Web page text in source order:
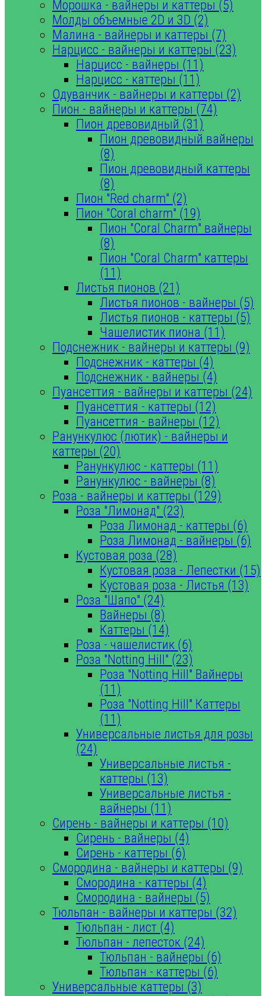
Морошка - вайнеры и каттеры (5)
Молды объемные 2D и 3D (2)
Малина - вайнеры и каттеры (7)
Нарцисс - вайнеры и каттеры (23)
Нарцисс - вайнеры (11)
Нарцисс - каттеры (11)
Одуванчик - вайнеры и каттеры (2)
Пион - вайнеры и каттеры (74)
Пион древовидный (31)
Пион древовидный вайнеры
(8)
Пион древовидный каттеры
(8)
Пион "Red charm" (2)
Пион "Coral charm" (19)
Пион "Coral Charm" вайнеры
(8)
Пион "Coral Charm" каттеры
(11)
Листья пионов (21)
Листья пионов - вайнеры (5)
Листья пионов - каттеры (5)
Чашелистик пиона (11)
Подснежник - вайнеры и каттеры (9)
Подснежник - каттеры (4)
Подснежник - вайнеры (4)
Пуансеттия - вайнеры и каттеры (24)
Пуансеттия - каттеры (12)
Пуансеттия - вайнеры (12)
Ранункулюс (лютик) - вайнеры и
каттеры (20)
Ранункулюс - каттеры (11)
Ранункулюс - вайнеры (8)
Роза - вайнеры и каттеры (129)
Роза "Лимонад" (23)
Роза Лимонад - каттеры (6)
Роза Лимонад - вайнеры (6)
Кустовая роза (28)
Кустовая роза - Лепестки (15)
Кустовая роза - Листья (13)
Роза "Шапо" (24)
Вайнеры (8)
Каттеры (14)
Роза - чашелистик (6)
Роза "Notting Hill" (23)
Роза "Notting Hill" Вайнеры
(11)
Роза "Notting Hill" Каттеры
(11)
Универсальные листья для розы
(24)
Универсальные листья -
каттеры (13)
Универсальные листья -
вайнеры (11)
Сирень - вайнеры и каттеры (10)
Сирень - вайнеры (4)
Сирень - каттеры (6)
Смородина - вайнеры и каттеры (9)
Смородина - каттеры (4)
Смородина - вайнеры (5)
Тюльпан - вайнеры и каттеры (32)
Тюльпан - лист (4)
Тюльпан - лепесток (24)
Тюльпан - вайнеры (6)
Тюльпан - каттеры (6)
Универсальные каттеры (3)